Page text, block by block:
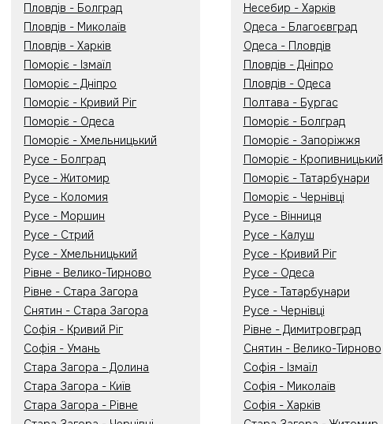
Пловдів - Болград
Пловдів - Миколаїв
Пловдів - Харків
Поморіє - Ізмаїл
Поморіє - Дніпро
Поморіє - Кривий Ріг
Поморіє - Одеса
Поморіє - Хмельницький
Русе - Болград
Русе - Житомир
Русе - Коломия
Русе - Моршин
Русе - Стрий
Русе - Хмельницький
Рівне - Велико-Тирново
Рівне - Стара Загора
Снятин - Стара Загора
Софія - Кривий Ріг
Софія - Умань
Стара Загора - Долина
Стара Загора - Київ
Стара Загора - Рівне
Несебир - Харків
Одеса - Благоєвград
Одеса - Пловдів
Пловдів - Дніпро
Пловдів - Одеса
Полтава - Бургас
Поморіє - Болград
Поморіє - Запоріжжя
Поморіє - Кропивницький
Поморіє - Татарбунари
Поморіє - Чернівці
Русе - Вінниця
Русе - Калуш
Русе - Кривий Ріг
Русе - Одеса
Русе - Татарбунари
Русе - Чернівці
Рівне - Димитровград
Снятин - Велико-Тирново
Софія - Ізмаїл
Софія - Миколаїв
Софія - Харків